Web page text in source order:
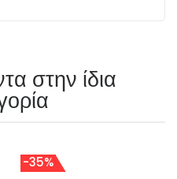
στην ίδια
-35%